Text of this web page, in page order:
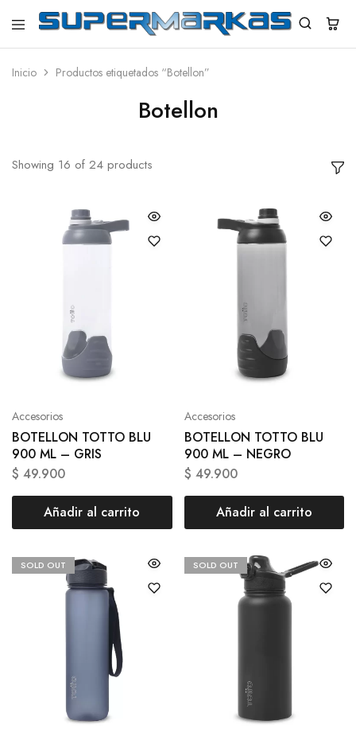
SuperMarkas
Ropa
con
Inicio Productos etiquetados “Botellon”
Botellon
Showing 16 of 24 products
Accesorios
BOTELLON TOTTO BLU
900 ML – GRIS
$ 49.900
Añadir al carrito
Accesorios
BOTELLON TOTTO BLU
900 ML – NEGRO
$ 49.900
Añadir al carrito
SOLD OUT SOLD OUT